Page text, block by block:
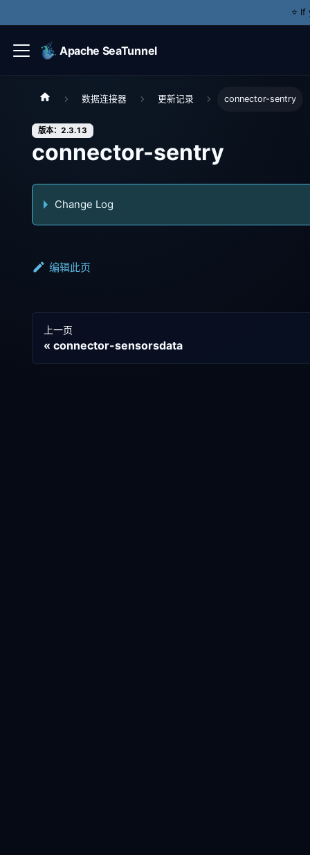
⭐️
Apache SeaTunnel
数据连接器 更新记录 connector-sentry
版本：2.3.13
connector-sentry
Change Log
编辑此页
上一页
connector-sensorsdata